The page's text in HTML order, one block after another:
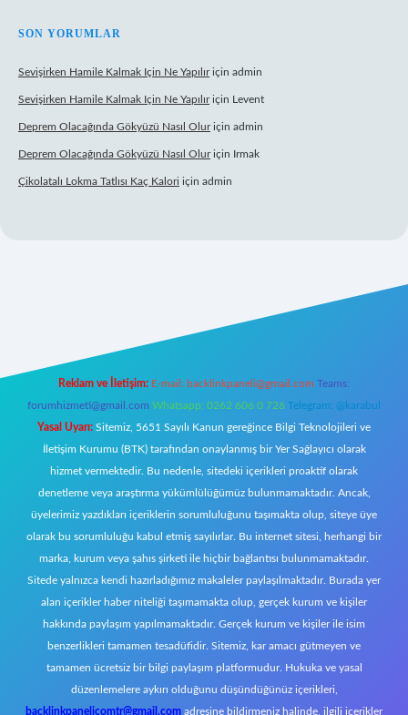
SON YORUMLAR
Sevişirken Hamile Kalmak Için Ne Yapılıriçin admin
Sevişirken Hamile Kalmak Için Ne Yapılıriçin Levent
Deprem Olacağında Gökyüzü Nasıl Oluriçin admin
Deprem Olacağında Gökyüzü Nasıl Oluriçin Irmak
Çikolatalı Lokma Tatlısı Kaç Kalori için admin
Reklam ve İletişim: E-mail: backlinkpaneli@gmail.com Teams:
forumhizmeti@gmail.com Whatsapp: 0262 606 0 726 Telegram: @karabul
Yasal Uyarı: Sitemiz, 5651 Sayılı Kanun gereğince Bilgi Teknolojileri ve
İletişim Kurumu (BTK) tarafından onaylanmış bir Yer Sağlayıcı olarak
hizmet vermektedir. Bu nedenle, sitedeki içerikleri proaktif olarak
denetleme veya araştırma yükümlülüğümüz bulunmamaktadır. Ancak,
üyelerimiz yazdıkları içeriklerin sorumluluğunu taşımakta olup, siteye üye
olarak bu sorumluluğu kabul etmiş sayılırlar. Bu internet sitesi, herhangi bir
marka, kurum veya şahıs şirketi ile hiçbir bağlantısı bulunmamaktadır.
Sitede yalnızca kendi hazırladığımız makaleler paylaşılmaktadır. Burada yer
alan içerikler haber niteliği taşımamakta olup, gerçek kurum ve kişiler
hakkında paylaşım yapılmamaktadır. Gerçek kurum ve kişiler ile isim
benzerlikleri tamamen tesadüfidir. Sitemiz, kar amacı gütmeyen ve
tamamen ücretsiz bir bilgi paylaşım platformudur. Hukuka ve yasal
düzenlemelere aykırı olduğunu düşündüğünüz içerikleri,
backlinkpanelicomtr@gmail.com adresine bildirmeniz halinde, ilgili içerikler